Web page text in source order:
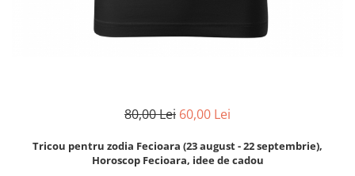
Zodia Sagetator
Tricou personalizat cu imaginea
Tricouri pescari
80,00 Lei 60,00 Lei
Tricou pentru zodia Fecioara (23 august - 22 septembrie),
Horoscop Fecioara, idee de cadou